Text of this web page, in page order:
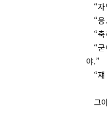
“
“
“
“
야.”
“
그